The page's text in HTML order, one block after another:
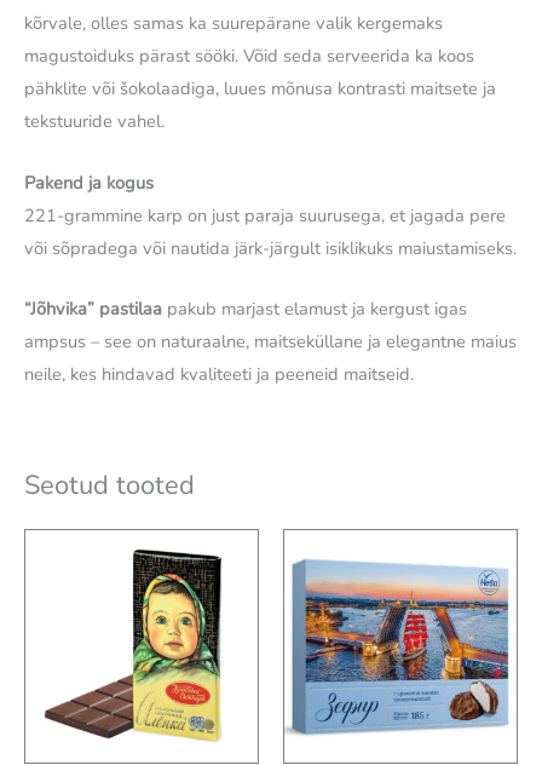
kõrvale, olles samas ka suurepärane valik kergemaks
magustoiduks pärast sööki. Võid seda serveerida ka koos
pähklite või šokolaadiga, luues mõnusa kontrasti maitsete ja
tekstuuride vahel.
Pakend ja kogus
221-grammine karp on just paraja suurusega, et jagada pere
või sõpradega või nautida järk-järgult isiklikuks maiustamiseks.
“Jõhvika” pastilaa pakub marjast elamust ja kergust igas
ampsus – see on naturaalne, maitseküllane ja elegantne maius
neile, kes hindavad kvaliteeti ja peeneid maitseid.
Seotud tooted